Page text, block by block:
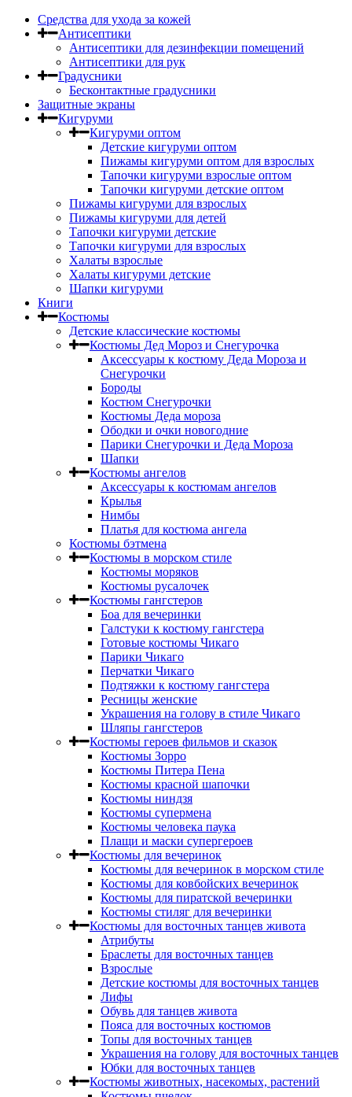
Средства для ухода за кожей
Антисептики
Антисептики для дезинфекции помещений
Антисептики для рук
Градусники
Бесконтактные градусники
Защитные экраны
Кигуруми
Кигуруми оптом
Детские кигуруми оптом
Пижамы кигуруми оптом для взрослых
Тапочки кигуруми взрослые оптом
Тапочки кигуруми детские оптом
Пижамы кигуруми для взрослых
Пижамы кигуруми для детей
Тапочки кигуруми детские
Тапочки кигуруми для взрослых
Халаты взрослые
Халаты кигуруми детские
Шапки кигуруми
Книги
Костюмы
Детские классические костюмы
Костюмы Дед Мороз и Снегурочка
Аксессуары к костюму Деда Мороза и
Снегурочки
Бороды
Костюм Снегурочки
Костюмы Деда мороза
Ободки и очки новогодние
Парики Снегурочки и Деда Мороза
Шапки
Костюмы ангелов
Аксессуары к костюмам ангелов
Крылья
Нимбы
Платья для костюма ангела
Костюмы бэтмена
Костюмы в морском стиле
Костюмы моряков
Костюмы русалочек
Костюмы гангстеров
Боа для вечеринки
Галстуки к костюму гангстера
Готовые костюмы Чикаго
Парики Чикаго
Перчатки Чикаго
Подтяжки к костюму гангстера
Ресницы женские
Украшения на голову в стиле Чикаго
Шляпы гангстеров
Костюмы героев фильмов и сказок
Костюмы Зорро
Костюмы Питера Пена
Костюмы красной шапочки
Костюмы ниндзя
Костюмы супермена
Костюмы человека паука
Плащи и маски супергероев
Костюмы для вечеринок
Костюмы для вечеринок в морском стиле
Костюмы для ковбойских вечеринок
Костюмы для пиратской вечеринки
Костюмы стиляг для вечеринки
Костюмы для восточных танцев живота
Атрибуты
Браслеты для восточных танцев
Взрослые
Детские костюмы для восточных танцев
Лифы
Обувь для танцев живота
Пояса для восточных костюмов
Топы для восточных танцев
Украшения на голову для восточных танцев
Юбки для восточных танцев
Костюмы животных, насекомых, растений